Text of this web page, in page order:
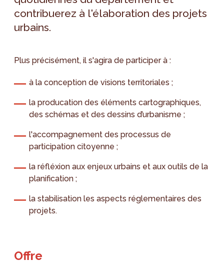
contribuerez à l'élaboration des projets
urbains.
Plus précisément, il s'agira de participer à :
à la conception de visions territoriales ;
la producation des éléments cartographiques,
des schémas et des dessins d’urbanisme ;
l'accompagnement des processus de
participation citoyenne ;
la réfléxion aux enjeux urbains et aux outils de la
planification ;
la stabilisation les aspects réglementaires des
projets.
Offre